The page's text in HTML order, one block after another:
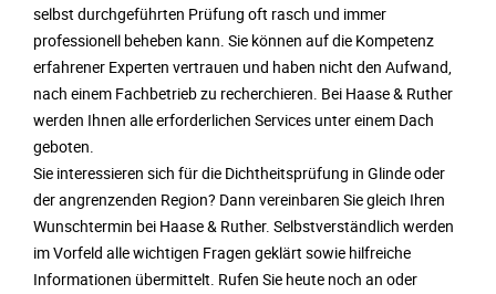
selbst durchgeführten Prüfung oft rasch und immer
professionell beheben kann. Sie können auf die Kompetenz
erfahrener Experten vertrauen und haben nicht den Aufwand,
nach einem Fachbetrieb zu recherchieren. Bei Haase & Ruther
werden Ihnen alle erforderlichen Services unter einem Dach
geboten.
Sie interessieren sich für die Dichtheitsprüfung in Glinde oder
der angrenzenden Region? Dann vereinbaren Sie gleich Ihren
Wunschtermin bei Haase & Ruther. Selbstverständlich werden
im Vorfeld alle wichtigen Fragen geklärt sowie hilfreiche
Informationen übermittelt. Rufen Sie heute noch an oder